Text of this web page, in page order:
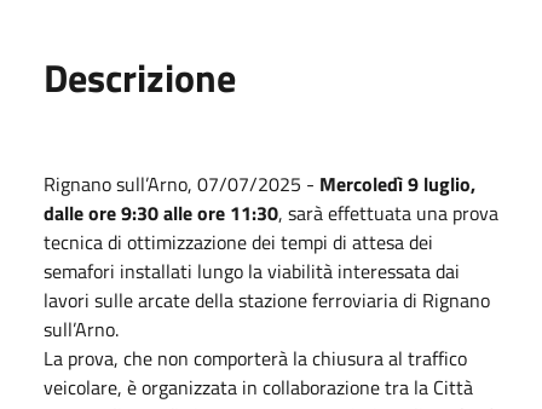
Descrizione
Rignano sull’Arno, 07/07/2025 - Mercoledì 9 luglio,
dalle ore 9:30 alle ore 11:30, sarà effettuata una prova
tecnica di ottimizzazione dei tempi di attesa dei
semafori installati lungo la viabilità interessata dai
lavori sulle arcate della stazione ferroviaria di Rignano
sull’Arno.
La prova, che non comporterà la chiusura al traffico
veicolare, è organizzata in collaborazione tra la Città